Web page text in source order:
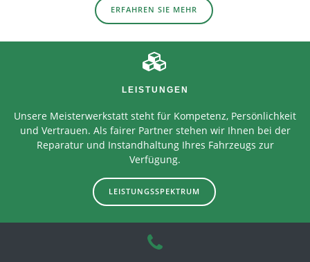
ERFAHREN SIE MEHR
LEISTUNGEN
Unsere Meisterwerkstatt steht für Kompetenz, Persönlichkeit
und Vertrauen. Als fairer Partner stehen wir Ihnen bei der
Reparatur und Instandhaltung Ihres Fahrzeugs zur
Verfügung.
LEISTUNGSSPEKTRUM